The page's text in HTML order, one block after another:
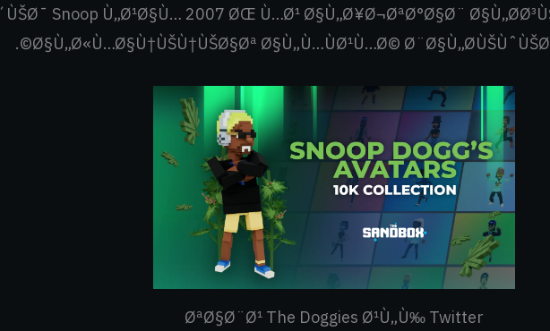
´ÙŠØ¯ Snoop Ù„Ø¹Ø§Ù… 2007 ØŒ Ù…Ø¹ Ø§Ù„Ø¥Ø¬ØªØ°Ø§Ø¨
Ø§Ù„Ø«Ù…Ø§Ù†ÙŠÙ†ÙŠØ§Øª Ø§Ù„Ù…ÙØ¹Ù…Ø©
ØªØ§Ø¨Ø¹ The Doggies Ø¹Ù„Ù‰ Twitter